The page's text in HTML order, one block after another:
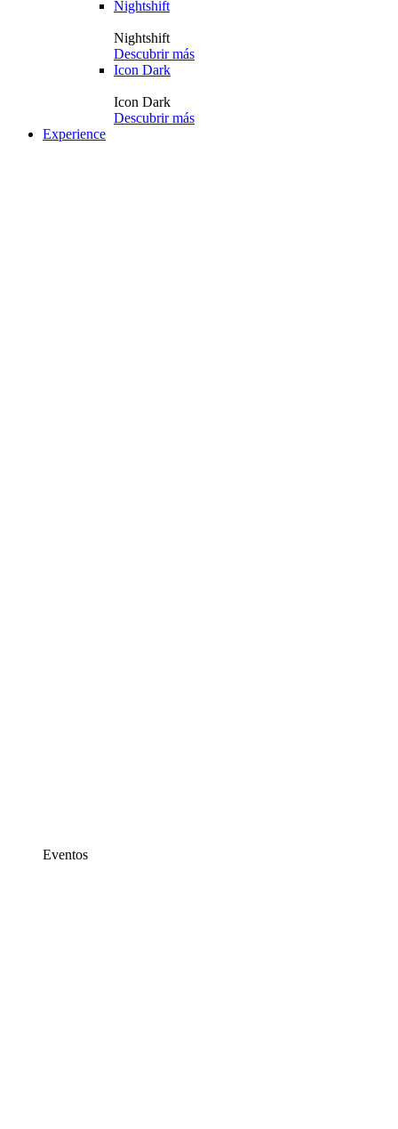
Nightshift
Nightshift
Descubrir más
Icon Dark
Icon Dark
Descubrir más
Experience
Eventos